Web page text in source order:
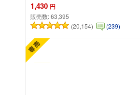
1,430 円
販売数:63,395
(20,154)
(239)